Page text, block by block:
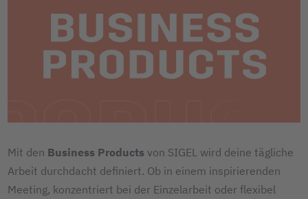
Mit den Business Products von SIGEL wird deine tägliche
Arbeit durchdacht definiert. Ob in einem inspirierenden
Meeting, konzentriert bei der Einzelarbeit oder flexibel